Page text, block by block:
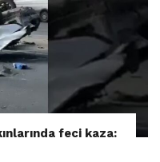
feci kaza: